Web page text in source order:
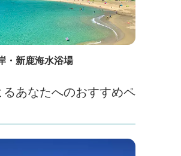
・新鹿海水浴場
あなたへのおすすめペ